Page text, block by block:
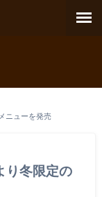
ニューを発売
り冬限定の